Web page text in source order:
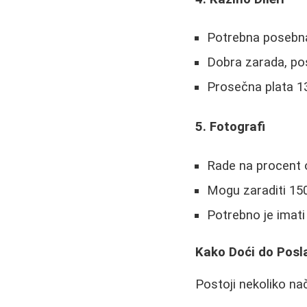
Potrebna
Dobra zarada,
Prosečna plata
5. Fotografi
Rade na
Mogu zaraditi
Potrebno je
Kako Doći do
Postoji nekoliko